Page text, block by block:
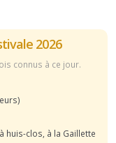
2026
connus à ce jour.
huis-clos, à la Gaillette